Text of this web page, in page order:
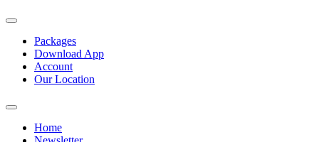
Packages
Download App
Account
Our Location
Home